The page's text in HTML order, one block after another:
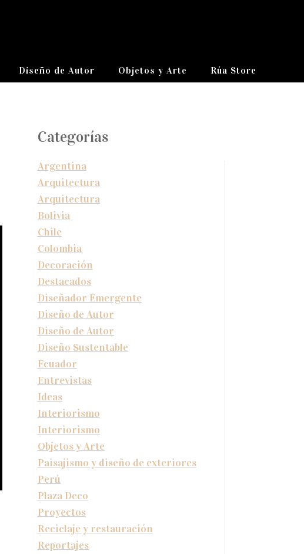
Diseño de Autor Objetos y Arte Rúa Store
Categorías
Argentina
Arquitectura
Arquitectura
Bolivia
Chile
Colombia
Decoración
Destacados
Diseñador Emergente
Diseño de Autor
Diseño de Autor
Diseño Sustentable
Ecuador
Entrevistas
Ideas
Interiorismo
Interiorismo
Objetos y Arte
Paisajismo y diseño de exteriores
Perú
Plaza Deco
Proyectos
Reciclaje y restauración
Reportajes